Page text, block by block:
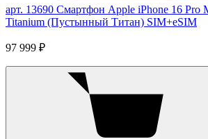
арт. 13690 Смартфон Apple iPhone 16 Pro
Titanium (Пустынный Титан) SIM+eSIM
97 999 ₽